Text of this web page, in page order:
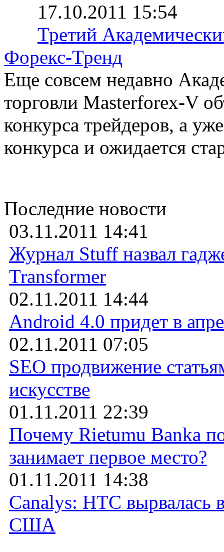
17.10.2011 15:54
Третий
Форекс-Тренд
Еще совсем недавно
торговли Masterforex-V
конкурса трейдеров, а
конкурса и ожидается
Последние новости
03.11.2011 14:41
Журнал Stuff назвал
Transformer
02.11.2011 14:44
Android 4.0 придет в
02.11.2011 07:05
SEO продвижение
искусстве
01.11.2011 22:39
Почему Rietumu Banka
занимает первое место?
01.11.2011 14:38
Canalys: HTC вырвалась
США